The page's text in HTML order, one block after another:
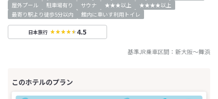
屋外プール
駐車場有り サウナ ★★★以上
★★★★以上
最寄り駅より徒歩5分以内
館内に車いす利用トイレ
日本旅行 4.5
基準JR乗車区間： 新大阪～舞浜